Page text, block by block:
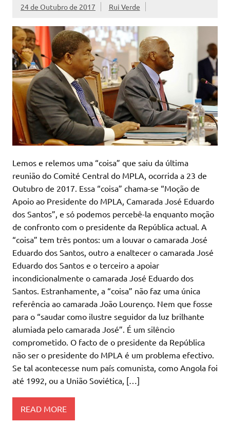
24 de Outubro de 2017 Rui Verde
Lemos e relemos uma “coisa” que saiu da última
reunião do Comité Central do MPLA, ocorrida a 23 de
Outubro de 2017. Essa “coisa” chama-se “Moção de
Apoio ao Presidente do MPLA, Camarada José Eduardo
dos Santos”, e só podemos percebê-la enquanto moção
de confronto com o presidente da República actual. A
“coisa” tem três pontos: um a louvar o camarada José
Eduardo dos Santos, outro a enaltecer o camarada José
Eduardo dos Santos e o terceiro a apoiar
incondicionalmente o camarada José Eduardo dos
Santos. Estranhamente, a “coisa” não faz uma única
referência ao camarada João Lourenço. Nem que fosse
para o “saudar como ilustre seguidor da luz brilhante
alumiada pelo camarada José”. É um silêncio
comprometido. O facto de o presidente da República
não ser o presidente do MPLA é um problema efectivo.
Se tal acontecesse num país comunista, como Angola foi
até 1992, ou a União Soviética, […]
READ MORE